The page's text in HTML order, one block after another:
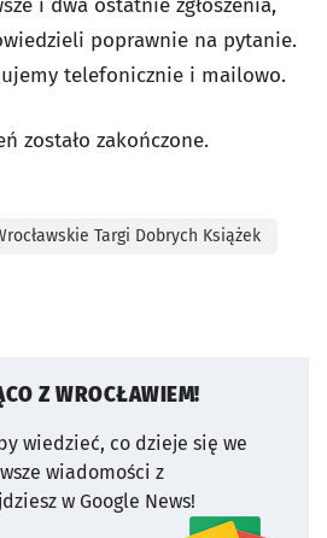
i dwa ostatnie zgłoszenia,
poprawnie na pytanie.
telefonicznie i mailowo.
zostało zakończone.
Targi Dobrych Książek
Z WROCŁAWIEM!
wiedzieć, co dzieje się we
wiadomości z
w Google News!